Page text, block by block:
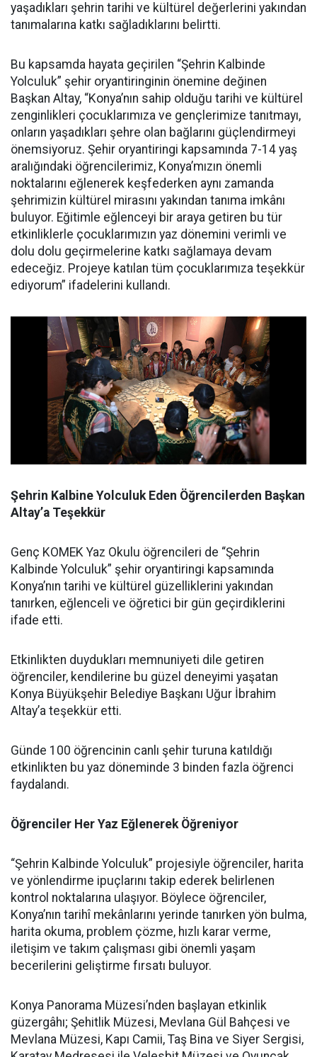
yaşadıkları şehrin tarihi ve kültürel değerlerini yakından
tanımalarına katkı sağladıklarını belirtti.
Bu kapsamda hayata geçirilen “Şehrin Kalbinde
Yolculuk” şehir oryantiringinin önemine değinen
Başkan Altay, “Konya’nın sahip olduğu tarihi ve kültürel
zenginlikleri çocuklarımıza ve gençlerimize tanıtmayı,
onların yaşadıkları şehre olan bağlarını güçlendirmeyi
önemsiyoruz. Şehir oryantiringi kapsamında 7-14 yaş
aralığındaki öğrencilerimiz, Konya’mızın önemli
noktalarını eğlenerek keşfederken aynı zamanda
şehrimizin kültürel mirasını yakından tanıma imkânı
buluyor. Eğitimle eğlenceyi bir araya getiren bu tür
etkinliklerle çocuklarımızın yaz dönemini verimli ve
dolu dolu geçirmelerine katkı sağlamaya devam
edeceğiz. Projeye katılan tüm çocuklarımıza teşekkür
ediyorum” ifadelerini kullandı.
Şehrin Kalbine Yolculuk Eden Öğrencilerden Başkan
Altay’a Teşekkür
Genç KOMEK Yaz Okulu öğrencileri de “Şehrin
Kalbinde Yolculuk” şehir oryantiringi kapsamında
Konya’nın tarihi ve kültürel güzelliklerini yakından
tanırken, eğlenceli ve öğretici bir gün geçirdiklerini
ifade etti.
Etkinlikten duydukları memnuniyeti dile getiren
öğrenciler, kendilerine bu güzel deneyimi yaşatan
Konya Büyükşehir Belediye Başkanı Uğur İbrahim
Altay’a teşekkür etti.
Günde 100 öğrencinin canlı şehir turuna katıldığı
etkinlikten bu yaz döneminde 3 binden fazla öğrenci
faydalandı.
Öğrenciler Her Yaz Eğlenerek Öğreniyor
“Şehrin Kalbinde Yolculuk” projesiyle öğrenciler, harita
ve yönlendirme ipuçlarını takip ederek belirlenen
kontrol noktalarına ulaşıyor. Böylece öğrenciler,
Konya’nın tarihî mekânlarını yerinde tanırken yön bulma,
harita okuma, problem çözme, hızlı karar verme,
iletişim ve takım çalışması gibi önemli yaşam
becerilerini geliştirme fırsatı buluyor.
Konya Panorama Müzesi’nden başlayan etkinlik
güzergâhı; Şehitlik Müzesi, Mevlana Gül Bahçesi ve
Mevlana Müzesi, Kapı Camii, Taş Bina ve Siyer Sergisi,